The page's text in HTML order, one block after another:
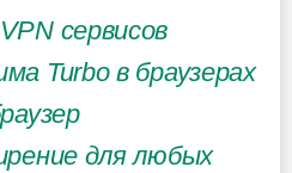
сервисов
Turbo в браузерах
для любых